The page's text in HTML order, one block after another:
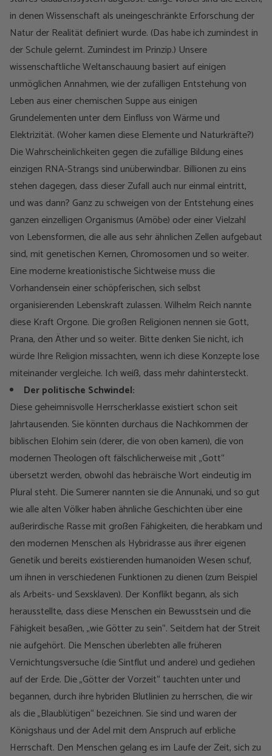
in denen Wissenschaft als uneingeschränkte Erforschung der
Natur der Realität definiert wurde. (Das habe ich zumindest in
der Schule gelernt. Zumindest im Prinzip.) Unsere
wissenschaftliche Weltanschauung basiert auf einigen
unmöglichen Annahmen, wie der zufälligen Entstehung von
Leben aus einer chemischen Suppe aus einigen
Grundelementen unter dem Einfluss von Wärme und
Elektrizität. (Woher kamen diese Elemente und Naturkräfte?)
Die Wahrscheinlichkeiten gegen die zufällige Bildung eines
einzigen RNA-Strangs sind unüberwindbar. Billionen zu eins
stehen dagegen, dass dieser Zufall auch nur einmal eintritt,
und was dann? Ganz zu schweigen von der Entstehung eines
ganzen einzelligen Organismus (Amöbe) oder einer Vielzahl
von Lebensformen, die alle aus sehr ähnlichen Zellen aufgebaut
sind, mit genetischen Kernen, Chromosomen und so weiter.
Eine moderne kreationistische Sichtweise muss die
Vorhandensein einer schöpferischen, sich selbst
organisierenden Lebenskraft zulassen. Wilhelm Reich nannte
diese Kraft Orgone. Die großen Religionen nennen sie Gott,
Prana, den Äther und so weiter. Bitte denken Sie nicht, ich
würde Ihre Religion missachten, wenn ich diese Konzepte lose
miteinander vergleiche. Ich weiß, dass mehr dahintersteckt.
Der politische Schwindel:
Diese geheimnisvolle Herrscherklasse existiert schon seit
Jahrtausenden. Sie könnten durchaus die Nachkommen der
biblischen Elohim sein (derer, die von oben kamen), die von
modernen Theologen oft fälschlicherweise mit „Gott“
übersetzt werden, obwohl das hebräische Wort eindeutig im
Plural steht. Die Sumerer nannten sie die Annunaki, und so gut
wie alle alten Völker haben ähnliche Geschichten über eine
außerirdische Rasse mit großen Fähigkeiten, die herabkam und
den modernen Menschen als Hybridrasse aus ihrer eigenen
Genetik und bereits existierenden humanoiden Wesen schuf,
um ihnen in verschiedenen Funktionen zu dienen (zum Beispiel
als Arbeits- und Sexsklaven). Der Konflikt begann, als sich
herausstellte, dass diese Menschen ein Bewusstsein und die
Fähigkeit besaßen, „wie Götter zu sein“. Seitdem hat der Streit
nie aufgehört. Die Menschen überlebten alle früheren
Vernichtungsversuche (die Sintflut und andere) und gediehen
auf der Erde. Die „Götter der Vorzeit“ tauchten unter und
begannen, durch ihre hybriden Blutlinien zu herrschen, die wir
als die „Blaublütigen“ bezeichnen. Sie sind und waren der
Königshaus und der Adel mit dem Anspruch auf erbliche
Herrschaft. Den Menschen gelang es im Laufe der Zeit, sich zu